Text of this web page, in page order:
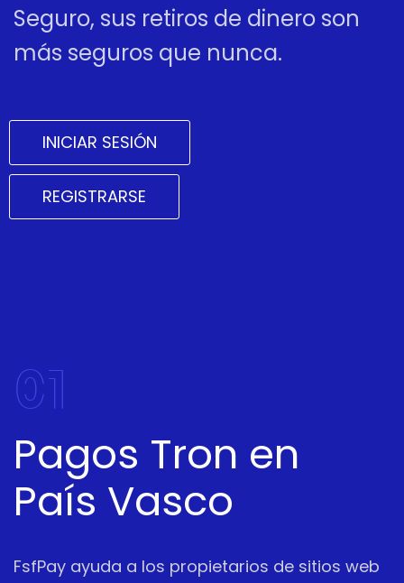
Seguro, sus retiros de dinero son
más seguros que nunca.
INICIAR SESIÓN
REGISTRARSE
01
Pagos Tron en
País Vasco
FsfPay ayuda a los propietarios de sitios web